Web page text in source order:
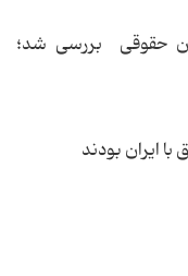
حقوقی بررسی شد؛
ایران بودند